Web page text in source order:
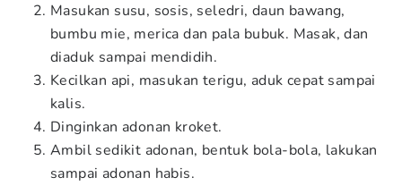
Masukan susu, sosis, seledri, daun bawang,
bumbu mie, merica dan pala bubuk. Masak, dan
diaduk sampai mendidih.
Kecilkan api, masukan terigu, aduk cepat sampai
kalis.
Dinginkan adonan kroket.
Ambil sedikit adonan, bentuk bola-bola, lakukan
sampai adonan habis.